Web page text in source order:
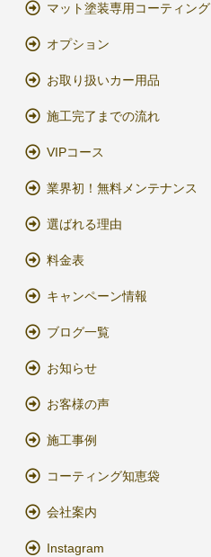
マット塗装専用コーティング
オプション
お取り扱いカー用品
施工完了までの流れ
VIPコース
業界初！無料メンテナンス
選ばれる理由
料金表
キャンペーン情報
ブログ一覧
お知らせ
お客様の声
施工事例
コーティング知恵袋
会社案内
Instagram